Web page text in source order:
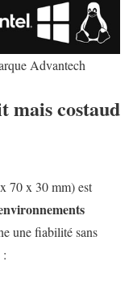
Advantech
costaud
70 x 30 mm) est
une fiabilité sans
: